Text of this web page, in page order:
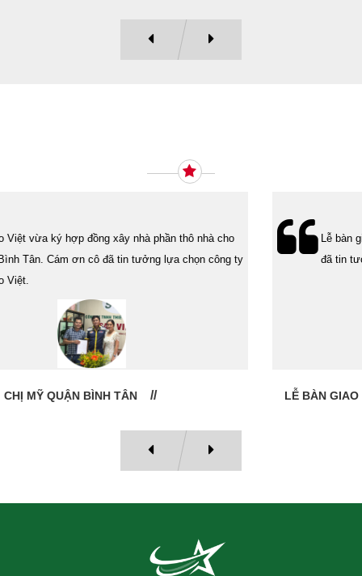
Lễ bàn giao nhà cho gia đình Cô Vân quận 11. Cám ơn anh Tính
đã tin tưởng, lựa chọn công ty Xây Dựng Sao Việt.
LỄ BÀN GIAO NHÀ: CÔ VÂN QUẬN 11